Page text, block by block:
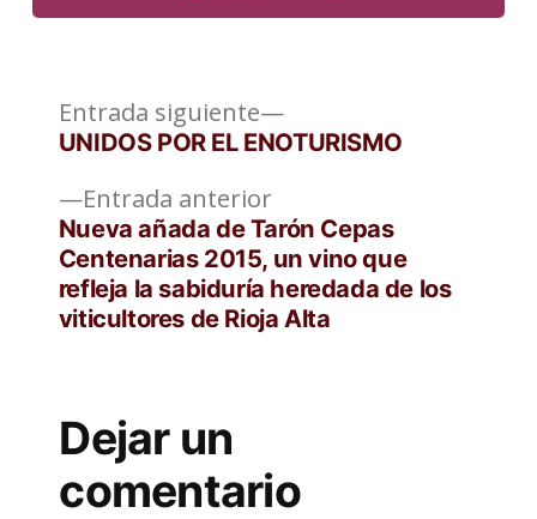
Navegación
entradas
Entrada anteriorEntrada
anterior:
Nueva añada de Tarón Cepas
Centenarias 2015, un vino que
refleja la sabiduría heredada de los
viticultores de Rioja Alta
Entrada siguiente
Entrada
siguiente:
UNIDOS POR EL ENOTURISMO
Dejar un
comentario